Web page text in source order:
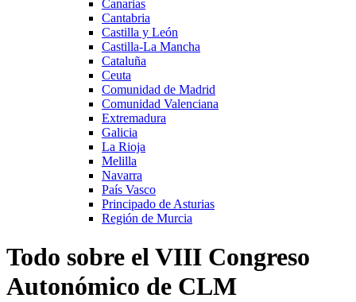
Canarias
Cantabria
Castilla y León
Castilla-La Mancha
Cataluña
Ceuta
Comunidad de Madrid
Comunidad Valenciana
Extremadura
Galicia
La Rioja
Melilla
Navarra
País Vasco
Principado de Asturias
Región de Murcia
Todo sobre el VIII Congreso
Autonómico de CLM